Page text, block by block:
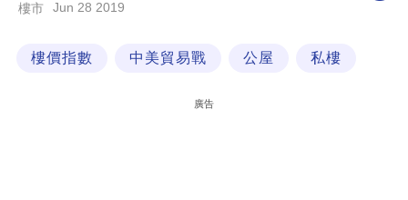
科
樓市 Jun 28 2019
樓價指數 中美貿易戰 公屋 私樓
廣告